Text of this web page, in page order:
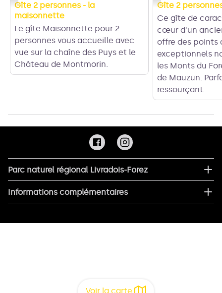
Voir la carte
Gîte 2 personnes - la
maisonnette
Le gîte Maisonnette pour 2
personnes vous accueille avec
vue sur la chaîne des Puys et le
Château de Montmorin.
Gîte 2
Ce gîte de
cœur d'un
offre des points
exceptionnels
les Monts du
de Mauzun.
ressourçant.
Parc naturel régional Livradois-Forez
Informations complémentaires